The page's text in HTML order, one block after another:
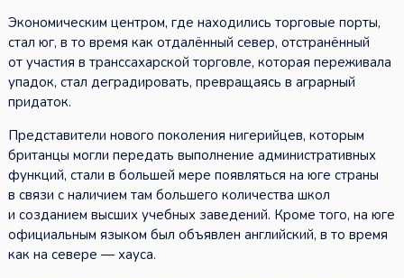
Экономическим центром, где находились торговые порты,
стал юг, в то время как отдалённый север, отстранённый
от участия в транссахарской торговле, которая переживала
упадок, стал деградировать, превращаясь в аграрный
придаток.
Представители нового поколения нигерийцев, которым
британцы могли передать выполнение административных
функций, стали в большей мере появляться на юге страны
в связи с наличием там большего количества школ
и созданием высших учебных заведений. Кроме того, на юге
официальным языком был объявлен английский, в то время
как на севере — хауса.